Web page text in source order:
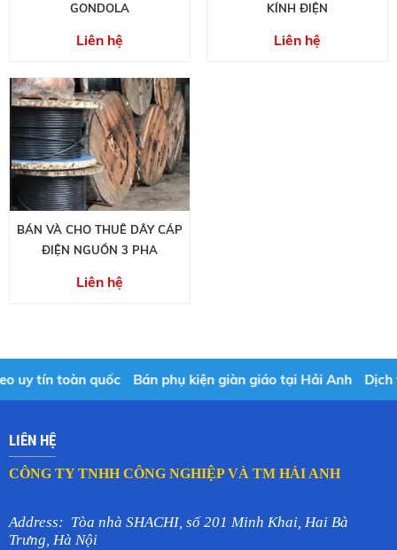
GONDOLA
Liên hệ
KÍNH ĐIỆN
Liên hệ
BÁN VÀ CHO THUÊ DÂY CÁP
ĐIỆN NGUỒN 3 PHA
Liên hệ
tín toàn quốc Bán phụ kiện giàn giáo tại Hải Anh Dịch vụ
LIÊN HỆ
CÔNG TY TNHH CÔNG NGHIỆP VÀ TM HẢI ANH
Address: Tòa nhà SHACHI, số 201 Minh Khai, Hai Bà
Trưng, Hà Nội